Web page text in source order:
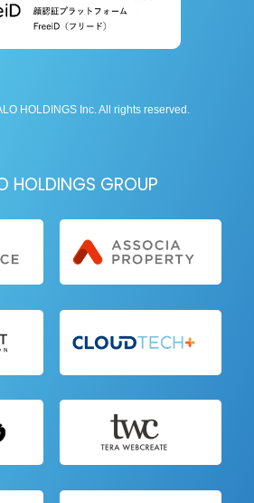
HOLDINGS Inc. All rights reserved.
HOLDINGS GROUP